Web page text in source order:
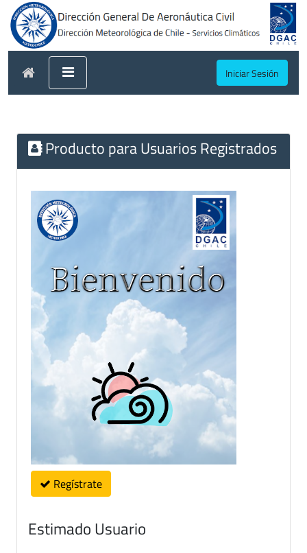
Iniciar Sesión
Producto para Usuarios Registrados
Regístrate
Estimado Usuario